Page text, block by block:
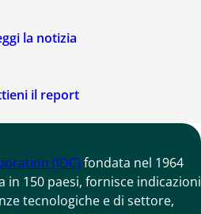
la notizia
il report
(IDC) fondata nel 1964
in 150 paesi, fornisce indicazioni
tecnologiche e di settore,